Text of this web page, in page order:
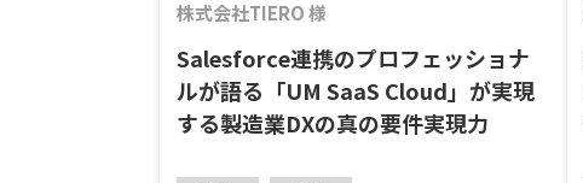
株式会社TIERO 様
Salesforce連携のプロフェッショナ
ルが語る「UM SaaS Cloud」が実現
する製造業DXの真の要件実現力